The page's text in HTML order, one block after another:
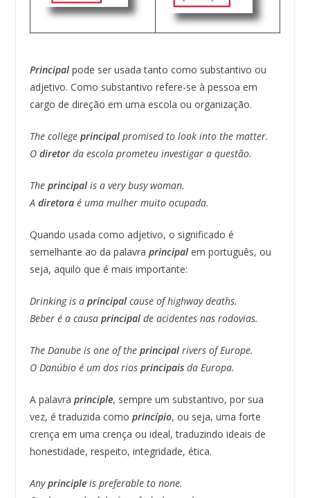
Principalpode ser usada tanto como substantivo ou
adjetivo. Como substantivo refere-se à pessoa em
cargo de direção em uma escola ou organização.
The college principalpromised to look into the matter.
O diretorda escola prometeu investigar a questão.
The principalis a very busy woman.
A diretoraé uma mulher muito ocupada.
Quando usada como adjetivo, o significado é
semelhante ao da palavra principalem português, ou
seja, aquilo que é mais importante:
Drinking is a principalcause of highway deaths.
Beber é a causa principalde acidentes nas rodovias.
The Danube is one of the principalrivers of Europe.
O Danúbio é um dos rios principaisda Europa.
A palavra principle, sempre um substantivo, por sua
vez, é traduzida como princípio, ou seja, uma forte
crença em uma crença ou ideal, traduzindo ideais de
honestidade, respeito, integridade, ética.
Anyprincipleis preferable to none.